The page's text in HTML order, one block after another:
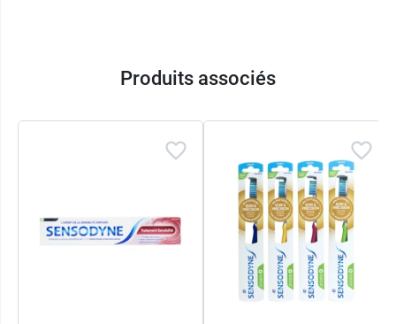
dans l'espoir de nettoyer plus
En second lieu, la combinaison d'un
tête à la fois compacte
vous garantit une manipulation plus
précise et donc moins traumatique. Résultat : un
brossage doux et complet pour une dentition
propre et confortable. Vous pouvez associer
dentifrice Expert
Protect Sensodyne Sensibilité et Gencives.
Produits associés